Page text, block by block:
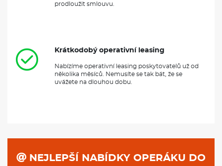
prodloužit smlouvu.
Krátkodobý operativní leasing
Nabízíme operativní leasing poskytovatelů už od
několika měsíců. Nemusíte se tak bát, že se
uvážete na dlouhou dobu.
NEJLEPŠÍ NABÍDKY OPERÁKU DO